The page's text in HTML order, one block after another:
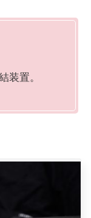
装置。